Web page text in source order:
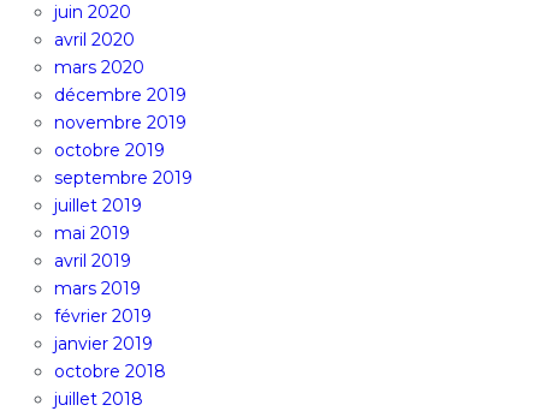
juin 2020
avril 2020
mars 2020
décembre 2019
novembre 2019
octobre 2019
septembre 2019
juillet 2019
mai 2019
avril 2019
mars 2019
février 2019
janvier 2019
octobre 2018
juillet 2018